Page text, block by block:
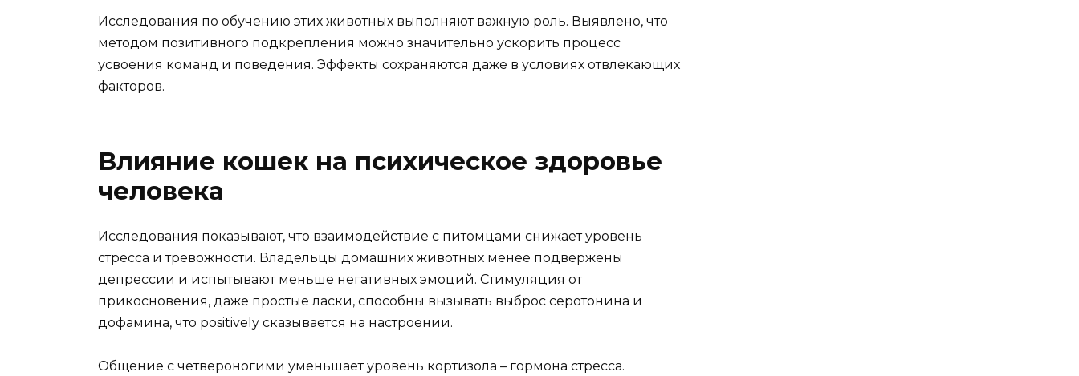
Исследования по обучению этих животных выполняют важную роль. Выявлено, что
методом позитивного подкрепления можно значительно ускорить процесс
усвоения команд и поведения. Эффекты сохраняются даже в условиях отвлекающих
факторов.
Влияние кошек на психическое здоровье
человека
Исследования показывают, что взаимодействие с питомцами снижает уровень
стресса и тревожности. Владельцы домашних животных менее подвержены
депрессии и испытывают меньше негативных эмоций. Стимуляция от
прикосновения, даже простые ласки, способны вызывать выброс серотонина и
дофамина, что positively сказывается на настроении.
Общение с четвероногими уменьшает уровень кортизола – гормона стресса.